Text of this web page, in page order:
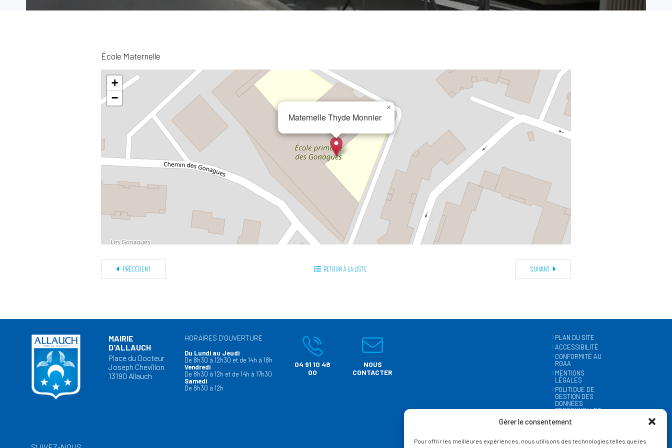
Gérer le consentement
Pour offrir les meilleures expériences, nous utilisons des technologies telles que les
École Maternelle
Maternelle Thyde Monnier
×
+
−
PRÉCÉDENT RETOUR À LA LISTE SUIVANT
MAIRIE
D'ALLAUCH
Place du Docteur
Joseph Chevillon
13190 Allauch
HORAIRES D’OUVERTURE
Du Lundi au Jeudi
De 8h30 à 12h30 et de 14h à 18h
Vendredi
De 8h30 à 12h et de 14h à 17h30
Samedi
De 8h30 à 12h
04 91 10 48
00
NOUS
CONTACTER
PLAN DU SITE
ACCESSIBILITÉ
CONFORMITÉ AU
RGAA
MENTIONS
LÉGALES
POLITIQUE DE
GESTION DES
DONNÉES
PERSONNELLES
MÉTÉO